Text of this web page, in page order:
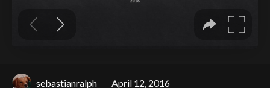
sebastianralph April 12, 2016